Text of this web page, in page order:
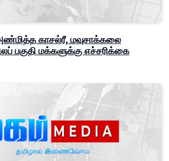
காசல்ரீ, மவுசாக்கலை
பகுதி மக்களுக்கு எச்சரிக்கை